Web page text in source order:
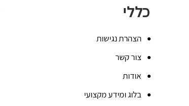
כללי
הצהרת נגישות
צור קשר
אודות
בלוג ומידע מקצועי